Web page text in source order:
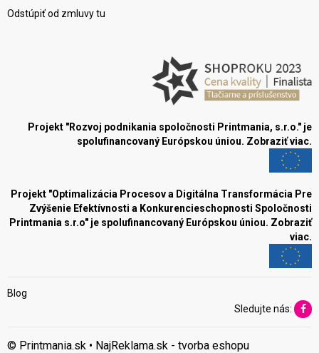
Odstúpiť od zmluvy tu
Projekt "Rozvoj podnikania spoločnosti Printmania, s.r.o." je
spolufinancovaný Európskou úniou. Zobraziť viac.
Projekt "Optimalizácia Procesov a Digitálna Transformácia Pre
Zvýšenie Efektívnosti a Konkurencieschopnosti Spoločnosti
Printmania s.r.o" je spolufinancovaný Európskou úniou. Zobraziť
viac.
Blog
Sledujte nás:
© Printmania.sk • NajReklama.sk - tvorba eshopu